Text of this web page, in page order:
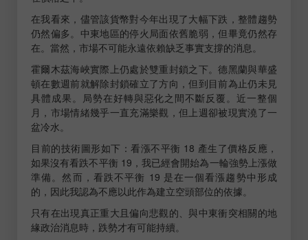
在我看來，儘管該貨幣對今年出現了大幅下跌，整體趨勢
仍然偏多。中東地區的停火局面依舊脆弱，但畢竟仍然存
在。當然，市場不可能永遠依賴缺乏事實支撐的消息。
霍爾木茲海峽實際上仍處於雙重封鎖之下。德黑蘭與華盛
頓在數週前就解除封鎖確立了方向，但到目前為止仍未見
具體成果。局勢在好轉與惡化之間不斷反覆。近一整個
月，市場情緒幾乎一直充滿樂觀，但上週卻被現實澆了一
盆冷水。
目前的技術圖形如下：看漲不平衡 18 產生了價格反應，
如果沒有看跌不平衡 19，我已經會開始為一輪強勢上漲做
準備。然而，看跌不平衡 19 是在一個看漲趨勢中形成
的，因此我認為不應以此作為建立空頭部位的依據。
只有在出現真正重大且偏向悲觀的、與中東衝突相關的地
緣政治消息時，跌勢才有可能持續。